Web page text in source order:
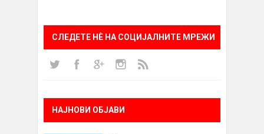
СЛЕДЕТЕ НÈ НА СОЦИЈАЛНИТЕ МРЕЖИ
НАЈНОВИ ОБЈАВИ